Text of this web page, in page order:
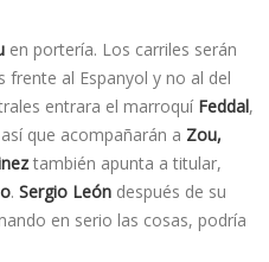
en porterí­a. Los carriles serán
frente al Espanyol y no al del
entrara el marroquí­ Feddal,
que acompañarán a Zou,
también apunta a titular,
. Sergio León después de su
en serio las cosas, podrí­a